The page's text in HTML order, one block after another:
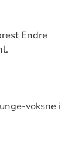
Endre
voksne i